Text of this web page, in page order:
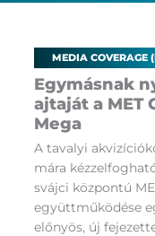
MEDIA COVERAGE
Egymásnak
ajtaját a MET
Mega
A tavalyi
mára
svájci központú
együttműködése
előnyös, új